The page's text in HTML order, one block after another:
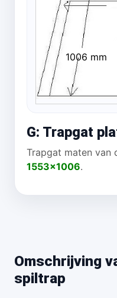
1006 mm
G: Trapgat
Trapgat maten van
1553x1006.
Omschrijving
spiltrap